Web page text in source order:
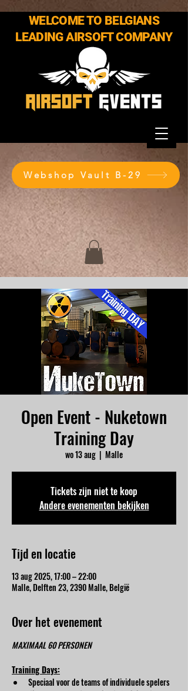
WELCOME TO BELGIANS
LEADING AIRSOFT COMPANY
Webshop Vault B-29
Open Event - Nuketown
Training Day
wo 13 aug
  |
Malle
Tickets zijn niet te koop
Andere evenementen bekijken
Tijd en locatie
13 aug 2025, 17:00 – 22:00
Malle, Delften 23, 2390 Malle, België
Over het evenement
MAXIMAAL 60 PERSONEN
Training Days:
Speciaal voor de teams of individuele spelers